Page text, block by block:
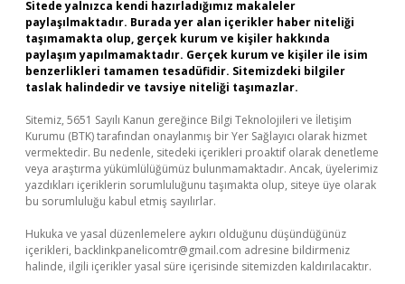
Sitede yalnızca kendi hazırladığımız makaleler
paylaşılmaktadır. Burada yer alan içerikler haber niteliği
taşımamakta olup, gerçek kurum ve kişiler hakkında
paylaşım yapılmamaktadır. Gerçek kurum ve kişiler ile isim
benzerlikleri tamamen tesadüfidir. Sitemizdeki bilgiler
taslak halindedir ve tavsiye niteliği taşımazlar.
Sitemiz, 5651 Sayılı Kanun gereğince Bilgi Teknolojileri ve İletişim
Kurumu (BTK) tarafından onaylanmış bir Yer Sağlayıcı olarak hizmet
vermektedir. Bu nedenle, sitedeki içerikleri proaktif olarak denetleme
veya araştırma yükümlülüğümüz bulunmamaktadır. Ancak, üyelerimiz
yazdıkları içeriklerin sorumluluğunu taşımakta olup, siteye üye olarak
bu sorumluluğu kabul etmiş sayılırlar.
Hukuka ve yasal düzenlemelere aykırı olduğunu düşündüğünüz
içerikleri, backlinkpanelicomtr@gmail.com adresine bildirmeniz
halinde, ilgili içerikler yasal süre içerisinde sitemizden kaldırılacaktır.